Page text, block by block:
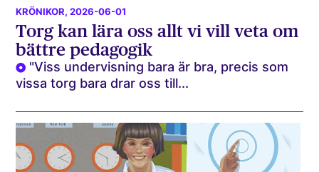
KRÖNIKOR, 2026-06-01
Torg kan lära oss allt vi vill veta om
bättre pedagogik
"Viss undervisning bara är bra, precis som
vissa torg bara drar oss till...